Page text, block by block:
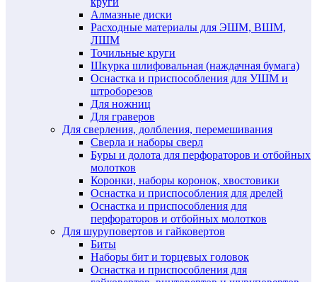
Алмазные диски
Расходные материалы для ЭШМ, ВШМ,
ЛШМ
Точильные круги
Шкурка шлифовальная (наждачная бумага)
Оснастка и приспособления для УШМ и
штроборезов
Для ножниц
Для граверов
Для сверления, долбления, перемешивания
Сверла и наборы сверл
Буры и долота для перфораторов и отбойных
молотков
Коронки, наборы коронок, хвостовики
Оснастка и приспособления для дрелей
Оснастка и приспособления для
перфораторов и отбойных молотков
Для шуруповертов и гайковертов
Биты
Наборы бит и торцевых головок
Оснастка и приспособления для